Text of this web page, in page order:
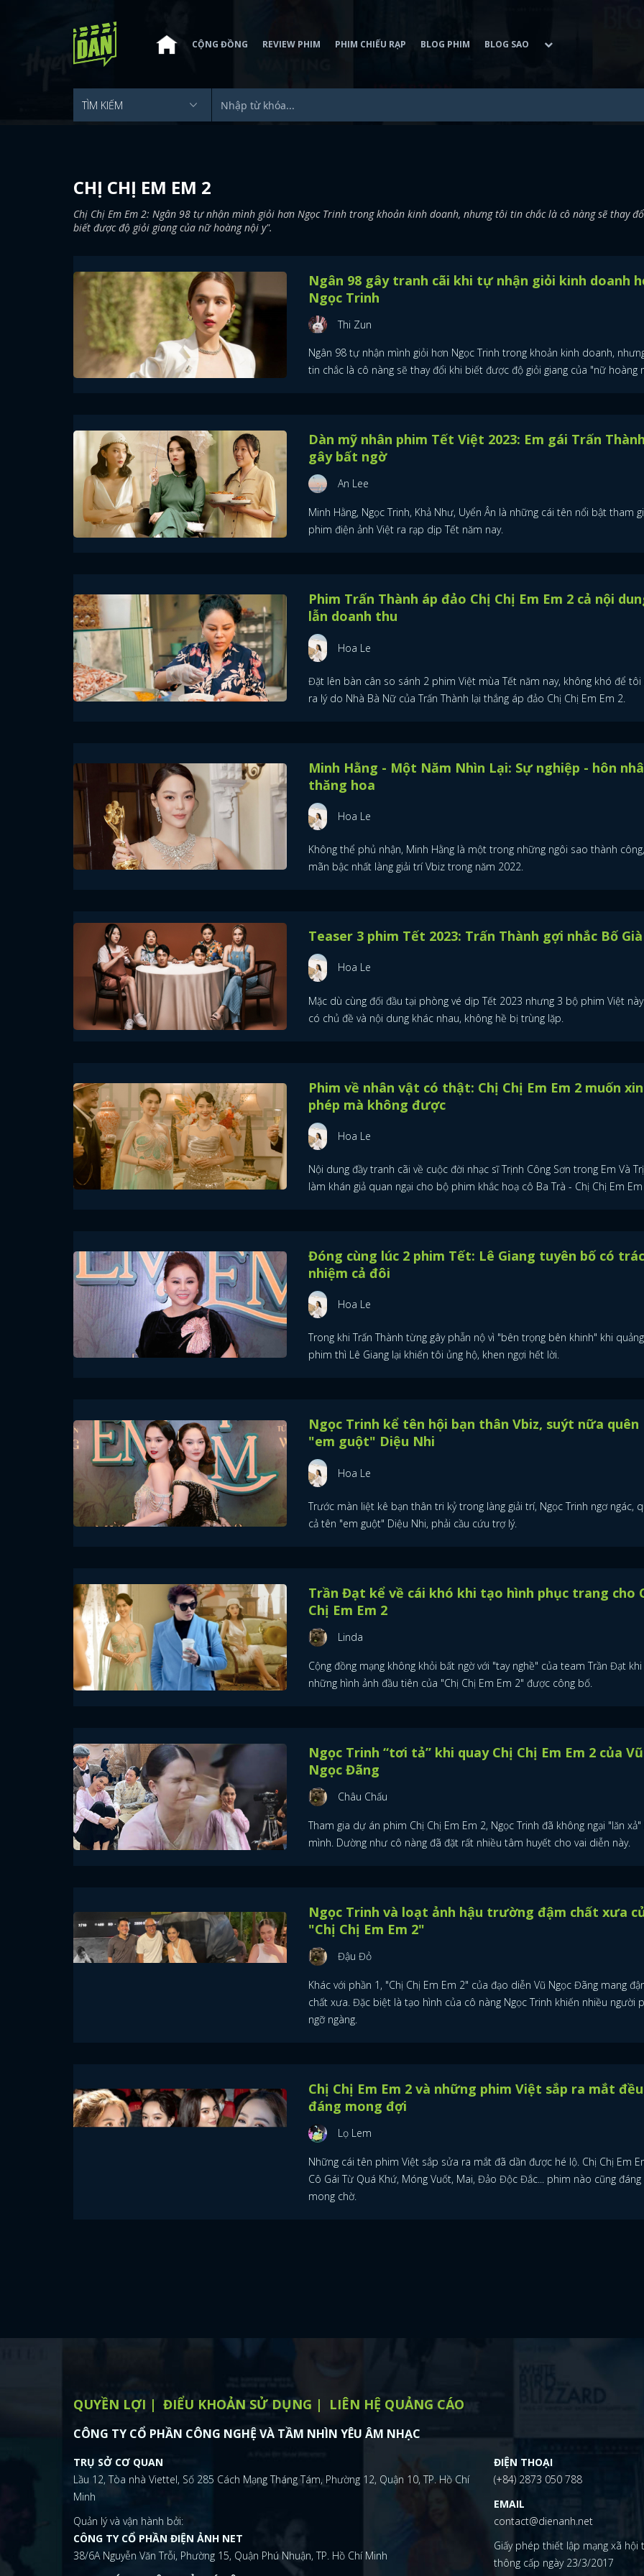
CỘNG ĐỒNG REVIEW PHIM PHIM CHIẾU RẠP BLOG PHIM BLOG SAO
CHỊ CHỊ EM EM 2
Chị Chị Em Em 2: Ngân 98 tự nhận mình giỏi hơn Ngọc Trinh trong khoản kinh doanh, nhưng tôi tin chắc là cô nàng sẽ thay
biết được độ giỏi giang của nữ hoàng nội y".
Ngân 98 gây tranh cãi khi tự nhận giỏi kinh doanh
Ngọc Trinh
Thi Zun
Ngân 98 tự nhận mình giỏi hơn Ngọc Trinh trong khoản kinh doanh,
tin chắc là cô nàng sẽ thay đổi khi biết được độ giỏi giang của "nữ hoàng
Dàn mỹ nhân phim Tết Việt 2023: Em gái Trấn Thành
gây bất ngờ
An Lee
Minh Hằng, Ngọc Trinh, Khả Như, Uyển Ân là những cái tên nổi bật tham
phim điện ảnh Việt ra rạp dịp Tết năm nay.
Phim Trấn Thành áp đảo Chị Chị Em Em 2 cả nội
lẫn doanh thu
Hoa Le
Đặt lên bàn cân so sánh 2 phim Việt mùa Tết năm nay, không khó để tôi
ra lý do Nhà Bà Nữ của Trấn Thành lại thắng áp đảo Chị Chị Em Em 2.
Minh Hằng - Một Năm Nhìn Lại: Sự nghiệp - hôn
thăng hoa
Hoa Le
Không thể phủ nhận, Minh Hằng là một trong những ngôi sao thành
mãn bậc nhất làng giải trí Vbiz trong năm 2022.
Teaser 3 phim Tết 2023: Trấn Thành gợi nhắc Bố Già
Hoa Le
Mặc dù cùng đối đầu tại phòng vé dịp Tết 2023 nhưng 3 bộ phim Việt
có chủ đề và nội dung khác nhau, không hề bị trùng lặp.
Phim về nhân vật có thật: Chị Chị Em Em 2 muốn xin
phép mà không được
Hoa Le
Nội dung đầy tranh cãi về cuộc đời nhạc sĩ Trịnh Công Sơn trong Em Và
làm khán giả quan ngại cho bộ phim khắc hoạ cô Ba Trà - Chị Chị Em
Đóng cùng lúc 2 phim Tết: Lê Giang tuyên bố có
nhiệm cả đôi
Hoa Le
Trong khi Trấn Thành từng gây phẫn nộ vì "bên trọng bên khinh" khi
phim thì Lê Giang lại khiến tôi ủng hộ, khen ngợi hết lời.
Ngọc Trinh kể tên hội bạn thân Vbiz, suýt nữa quên
"em guột" Diệu Nhi
Hoa Le
Trước màn liệt kê bạn thân tri kỷ trong làng giải trí, Ngọc Trinh ngơ ngác,
cả tên "em guột" Diệu Nhi, phải cầu cứu trợ lý.
Trần Đạt kể về cái khó khi tạo hình phục trang cho
Chị Em Em 2
Linda
Cộng đồng mạng không khỏi bất ngờ với "tay nghề" của team Trần Đạt khi
những hình ảnh đầu tiên của "Chị Chị Em Em 2" được công bố.
Ngọc Trinh “tơi tả” khi quay Chị Chị Em Em 2 của Vũ
Ngọc Đãng
Châu Chấu
Tham gia dự án phim Chị Chị Em Em 2, Ngọc Trinh đã không ngại "lăn
mình. Dường như cô nàng đã đặt rất nhiều tâm huyết cho vai diễn này.
Ngọc Trinh và loạt ảnh hậu trường đậm chất xưa
"Chị Chị Em Em 2"
Đậu Đỏ
Khác với phần 1, "Chị Chị Em Em 2" của đạo diễn Vũ Ngọc Đãng mang
chất xưa. Đặc biệt là tạo hình của cô nàng Ngọc Trinh khiến nhiều người
ngỡ ngàng.
Chị Chị Em Em 2 và những phim Việt sắp ra mắt đều
đáng mong đợi
Lọ Lem
Những cái tên phim Việt sắp sửa ra mắt đã dần được hé lộ. Chị Chị Em
Cô Gái Từ Quá Khứ, Móng Vuốt, Mai, Đảo Độc Đắc... phim nào cũng đáng
mong chờ.
QUYỀN LỢI ĐIỂU KHOẢN SỬ DỤNG LIÊN HỆ QUẢNG CÁO
CÔNG TY CỔ PHẦN CÔNG NGHỆ VÀ TẦM NHÌN YÊU ÂM NHẠC
TRỤ SỞ CƠ QUAN
Lầu 12, Tòa nhà Viettel, Số 285 Cách Mạng Tháng Tám, Phường 12, Quận 10, TP. Hồ Chí
Minh
Quản lý và vận hành bởi:
CÔNG TY CỔ PHẦN ĐIỆN ẢNH NET
38/6A Nguyễn Văn Trỗi, Phường 15, Quận Phú Nhuận, TP. Hồ Chí Minh
ĐIỆN THOẠI
(+84) 2873 050 788
EMAIL
contact@dienanh.net
Giấy phép thiết lập mạng xã hội
thông cấp ngày 23/3/2017